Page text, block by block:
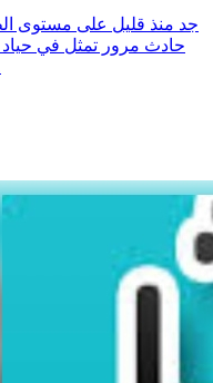
جد منذ قليل على مستوى
حادث مرور تمثل في